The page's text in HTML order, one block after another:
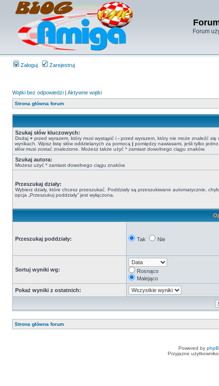
Forum
Zaloguj Zarejestruj
Wątki bez odpowiedzi | Aktywne wątki
Strona główna forum
Szukaj słów kluczowych:
Dodaj + przed wyrazem, który musi wystąpić i - przed wyrazem, który nie może znaleźć się
wynikach. Wpisz listę słów oddzielanych za pomocą | pomiędzy nawiasami, jeśli tylko
słów musi zostać znalezione. Możesz także użyć * zamiast dowolnego ciągu znaków.
Szukaj autora:
Możesz użyć * zamiast dowolnego ciągu znaków.
Przeszukaj działy:
Wybierz działy, które chcesz przeszukać. Poddziały są przeszukiwane automatycznie,
opcja „Przeszukuj poddziały” jest wyłączona.
Przeszukaj poddziały: Tak Nie
Sortuj wyniki wg:
Rosnąco
Malejąco
Pokaż wyniki z ostatnich:
Strona główna forum
Powered by
Przyjazne